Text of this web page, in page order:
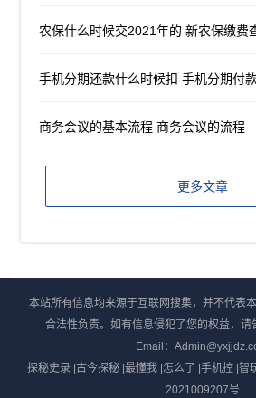
农保什么时候交2021年的 新农保缴费
手机分期还款什么时候扣 手机分期付
商务会议的基本流程 商务会议的流程
更多文章
本站所有信息均来源于互联网搜集，并不代表
合法性负责。如有信息侵犯了您的权益，请
Email：
探秘史录|古今探秘|最懂我|怎么了 |手机控|智
2021009207号